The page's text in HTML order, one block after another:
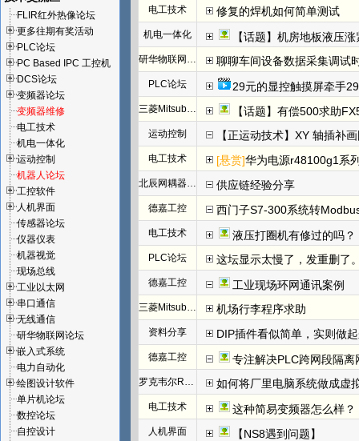
FLIR红外热像论坛
更多往期有奖活动
PLC论坛
PC Based IPC 工控机
DCS论坛
变频器论坛
变频器维修
电工技术
机电一体化
运动控制
机器人论坛
工控软件
人机界面
传感器论坛
仪器仪表
机器视觉
现场总线
工业以太网
串口通信
无线通信
研华物联网论坛
嵌入式系统
电力自动化
绘图设计软件
单片机论坛
数控论坛
自控设计
电工技术 修复的焊机如何简单测试
机电一体化 【话题】机房地板液压
研华物联网论坛 聊聊车间设备数据采集调试
PLC论坛 29元的显控触摸屏牵手
三菱Mitsubishi 【话题】有偿500求助
运动控制 【正运动技术】XY 轴插补
电工技术 [悬赏]华为电源r48100g1系
北辰网耦器与分布式 I/O 一体机体 供应链经验分享
德嘉工控 西门子S7-300系统转
电工技术 液压打圈机有修过的吗？
PLC论坛 这坛显示太慢了，发重删了
德嘉工控 工业现场环网通讯案例
三菱Mitsubishi 机场行李程序求助
资料分享 DIP插件看似简单，实则做
德嘉工控 专注解决PLC跨网段隔离
罗克韦尔Rockwell(AB) 如何将厂里电脑系统做成虚
电工技术 这种简易变频器怎么样？
人机界面 【NS8遇到问题】